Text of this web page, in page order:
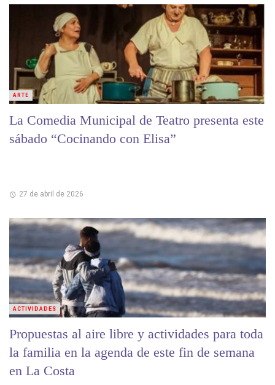
La Comedia Municipal de Teatro presenta este
sábado “Cocinando con Elisa”
27 de abril de 2026
ARTE
Propuestas al aire libre y actividades para toda
la familia en la agenda de este fin de semana
en La Costa
ACTIVIDADES